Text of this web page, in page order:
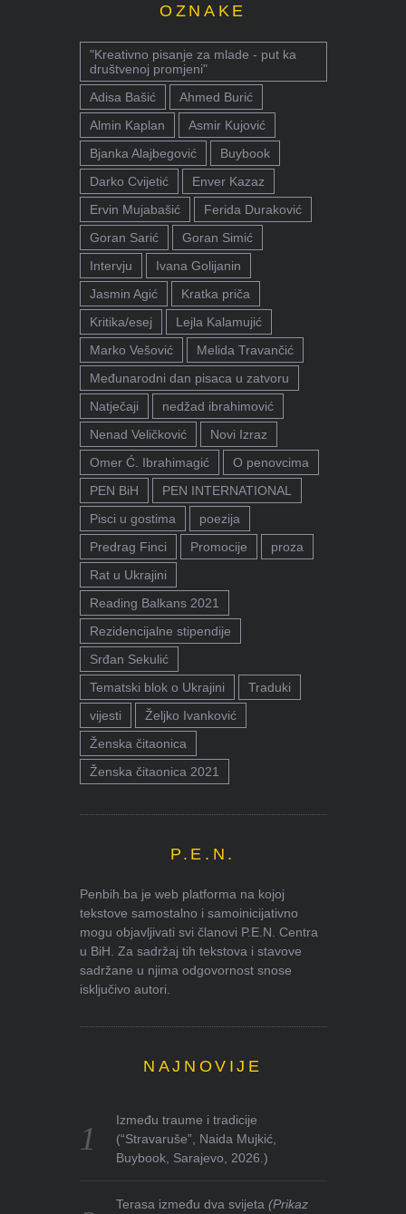
OZNAKE
"Kreativno pisanje za mlade - put ka
društvenoj promjeni"
Adisa Bašić
Ahmed Burić
Almin Kaplan
Asmir Kujović
Bjanka Alajbegović
Buybook
Darko Cvijetić
Enver Kazaz
Ervin Mujabašić
Ferida Duraković
Goran Sarić
Goran Simić
Intervju
Ivana Golijanin
Jasmin Agić
Kratka priča
Kritika/esej
Lejla Kalamujić
Marko Vešović
Melida Travančić
Međunarodni dan pisaca u zatvoru
Natječaji
nedžad ibrahimović
Nenad Veličković
Novi Izraz
Omer Ć. Ibrahimagić
O penovcima
PEN BiH
PEN INTERNATIONAL
Pisci u gostima
poezija
Predrag Finci
Promocije
proza
Rat u Ukrajini
Reading Balkans 2021
Rezidencijalne stipendije
Srđan Sekulić
Tematski blok o Ukrajini
Traduki
vijesti
Željko Ivanković
Ženska čitaonica
Ženska čitaonica 2021
P.E.N.
Penbih.ba je web platforma na kojoj
tekstove samostalno i samoinicijativno
mogu objavljivati svi članovi P.E.N. Centra
u BiH. Za sadržaj tih tekstova i stavove
sadržane u njima odgovornost snose
isključivo autori.
NAJNOVIJE
Između traume i tradicije
(“Stravaruše”, Naida Mujkić,
Buybook, Sarajevo, 2026.)
Terasa između dva svijeta(Prikaz